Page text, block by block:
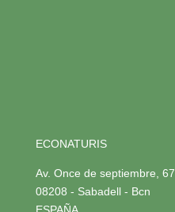
ECONATURIS
Av. Once de septiembre, 67
08208 - Sabadell - Bcn